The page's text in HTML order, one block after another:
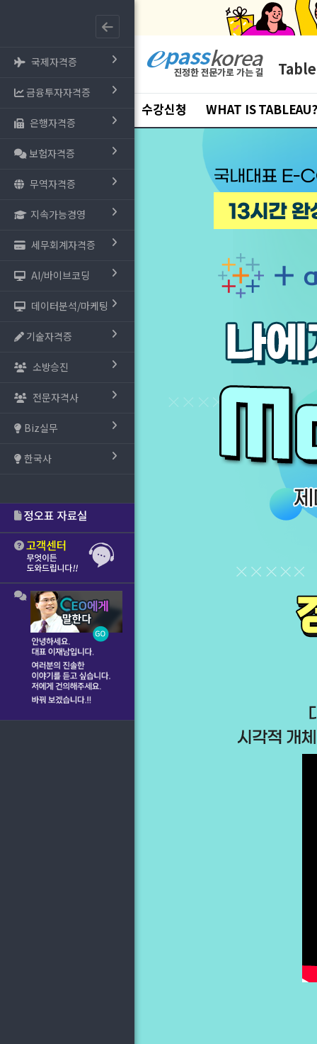
국제자격증
금융투자자격증
은행자격증
보험자격증
무역자격증
지속가능경영
세무회계자격증
AI/바이브코딩
데이터분석/마케팅
기술자격증
소방승진
전문자격사
Biz실무
한국사
수강신청 WHAT IS